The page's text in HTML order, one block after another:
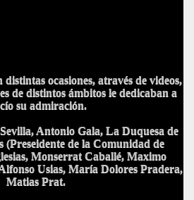
ocasiones, através de videos,
de distintos ámbitos le dedicaban a
su admiración.
Antonio Gala, La Duquesa de
(Preseidente de la Comunidad de
Monserrat Caballé, Maximo
Usias, María Dolores Pradera,
Matias Prat.